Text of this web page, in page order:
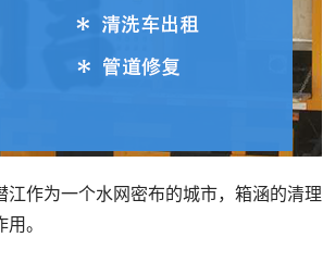
作为一个水网密布的城市，箱涵的清理
。